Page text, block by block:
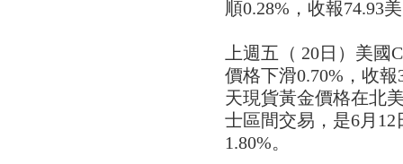
順0.28%，收報74.93
上週五（ 20日）美
價格下滑0.70%，收
天現貨黃金價格在北
士區間交易，是6月
1.80%。